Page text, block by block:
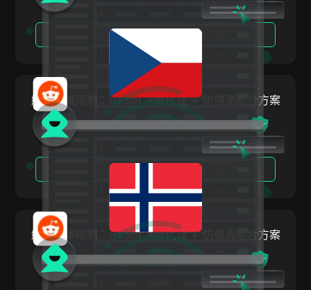
Neteller
Netflix
Newegg
OnlyFans
Outbrain
Patreon
Payoneer
PayPal
Pinterest
斯洛伐克
瑞典
烏克蘭
大不列顛及北愛爾蘭聯合王國
繞過挪威限制：Reddit Ads代理 + 防偵測組合方案
繞過日本限制：Reddit Ads代理 + 防偵測組合方案